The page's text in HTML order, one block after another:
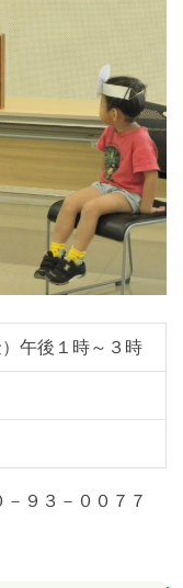
午後１時～３時
９３－００７７